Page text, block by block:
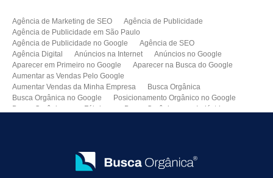
Agência de Marketing de SEO
Agência de Publicidade
Agência de Publicidade em São Paulo
Agência de Publicidade no Google
Agência de SEO
Agência Digital
Anúncios na Internet
Anúncios no Google
Aparecer em Primeiro no Google
Aparecer na Busca do Google
Aumentar as Vendas Pelo Google
Aumentar Vendas da Minha Empresa
Busca Orgânica
Busca Orgânica no Google
Posicionamento Orgânico no Google
Busca Orgânica para Fábricas
Busca Orgânica para Indústrias
Como Melhorar as Vendas
Como Melhorar o Ranking do Meu Site no Google